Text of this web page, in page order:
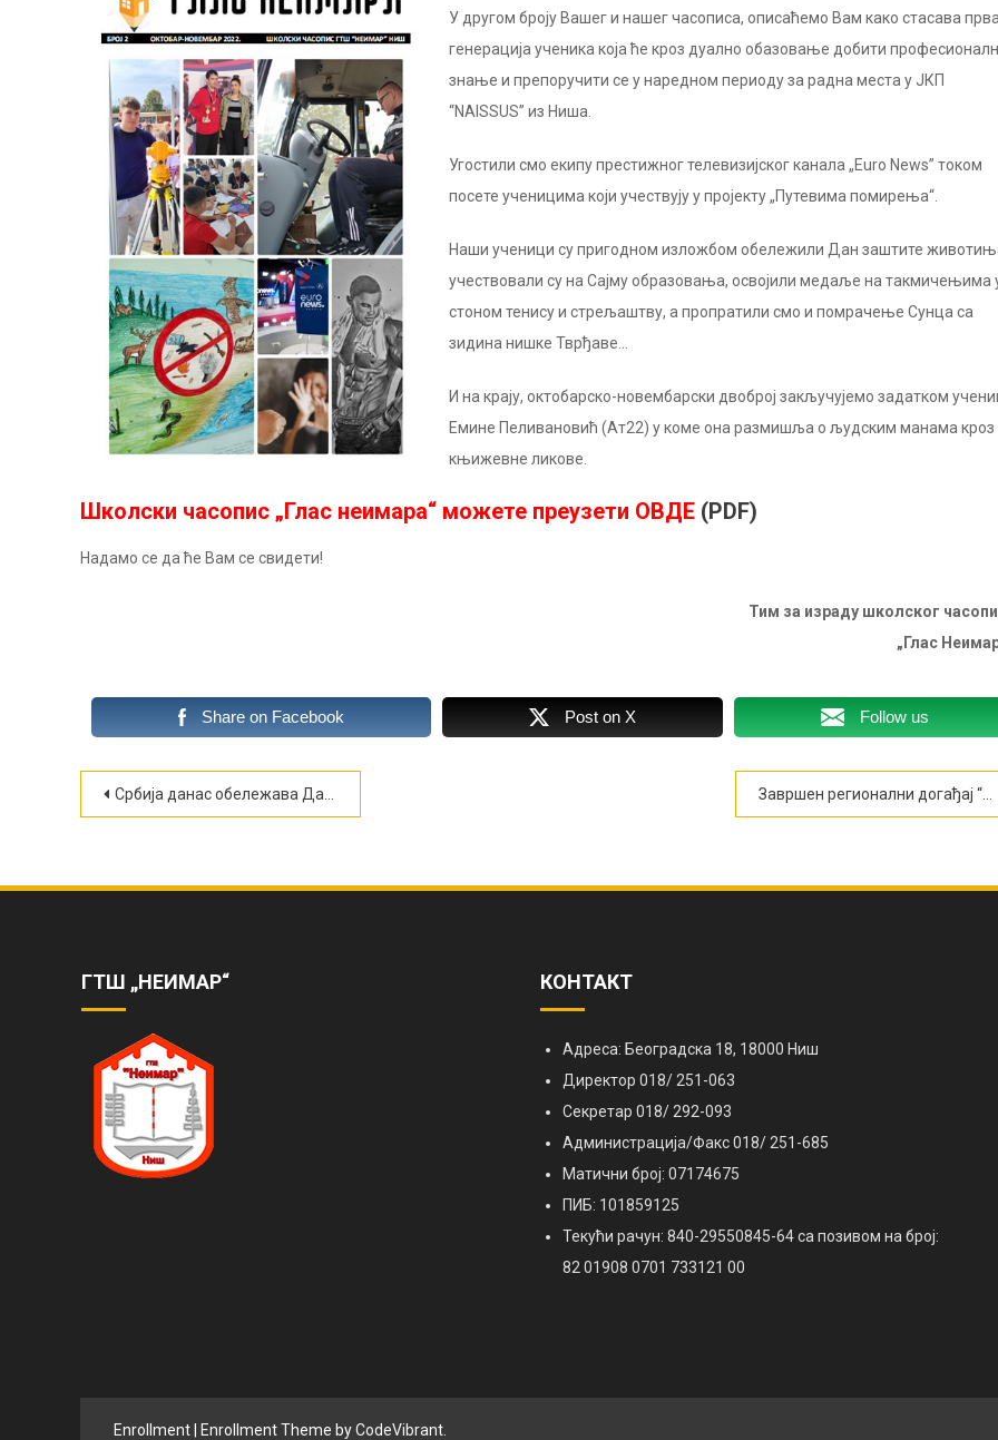
У другом броју Вашег и нашег часописа, описаћемо Вам како стасава прва
генерација ученика која ће кроз дуално обазовање добити
знање и препоручити се у наредном периоду за радна места у ЈКП
“NAISSUS” из Ниша.
Угостили смо екипу престижног телевизијског канала „Euro News” током
посете ученицима који учествују у пројекту „Путевима помирења“.
Наши ученици су пригодном изложбом обележили Дан заштите
учествовали су на Сајму образовања, освојили медаље на такмичењима
стоном тенису и стрељаштву, а пропратили смо и помрачење Сунца са
зидина нишке Тврђаве…
И на крају, октобарско-новембарски двоброј закључујемо задатком
Емине Пеливановић (Ат22) у коме она размишља о људским манама кроз
књижевне ликове.
Школски часопис „Глас неимара“ можете преузети ОВДЕ (PDF)
Надамо се да ће Вам се свидети!
Тим за израду школског
„Глас
Share on Facebook Post on X Follow us
Кретање
Србија данас обележава Дан примирја у Првом светском рату
ГТШ „НЕИМАР“ КОНТАКТ
Адреса: Београдска 18, 18000 Ниш
Директор 018/ 251-063
Секретар 018/ 292-093
Администрација/Факс 018/ 251-685
Матични број: 07174675
ПИБ: 101859125
Текући рачун: 840-29550845-64 са позивом на број:
82 01908 0701 733121 00
Enrollment Enrollment Theme byCodeVibrant